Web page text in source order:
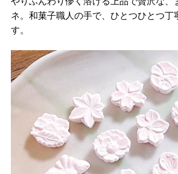
ネ。和菓子職人の手で、ひとつひとつ丁
す。